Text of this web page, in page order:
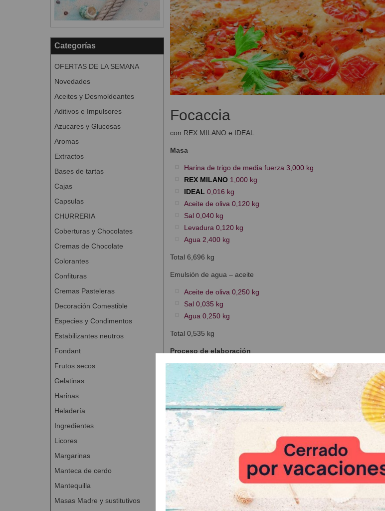
Categorías
OFERTAS DE LA SEMANA
Novedades
Aceites y Desmoldeantes
Aditivos e Impulsores
Azucares y Glucosas
Aromas
Extractos
Bases de tartas
Cajas
Capsulas
CHURRERIA
Coberturas y Chocolates
Cremas de Chocolate
Colorantes
Confituras
Cremas Pasteleras
Decoración Comestible
Especies y Condimentos
Estabilizantes neutros
Fondant
Frutos secos
Gelatinas
Harinas
Heladería
Ingredientes
Licores
Margarinas
Manteca de cerdo
Mantequilla
Masas Madre y sustitutivos
Focaccia
con REX MILANO e IDEAL
Masa
Harina de trigo de media fuerza 3,000 kg
REX MILANO1,000 kg
IDEAL 0,016 kg
Aceite de oliva 0,120 kg
Sal 0,040 kg
Levadura 0,120 kg
Agua 2,400 kg
Total 6,696 kg
Emulsión de agua – aceite
Aceite de oliva 0,250 kg
Sal 0,035 kg
Agua 0,250 kg
Total 0,535 kg
Proceso de elaboración
Amasar los ingredientes hasta conseguir una masa fina y
Temperatura de la masa: 24 ºC.
Dividir piezas de 0,750 kg.
Estirar en moldes rectangulares de 60 x 20 cm engrasados.
Fermentar durante unos 60 minutos.
Rociar abundantemente con la emulsión de agua – aceite y
los dedos.
Decorar con verduras, chistorra, romero, aceitunas, etc.
Fermentar durante unos 30 minutos.
Hornear a 240 ºC (con vapor) unos 20 minutos.